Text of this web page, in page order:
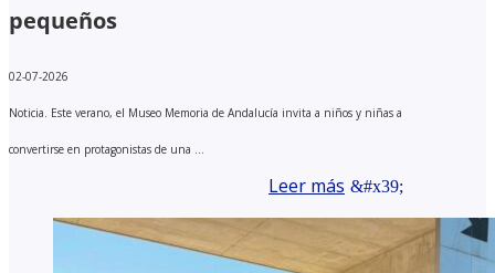
pequeños
02-07-2026
Noticia. Este verano, el Museo Memoria de Andalucía invita a niños y niñas a
convertirse en protagonistas de una ...
Leer más